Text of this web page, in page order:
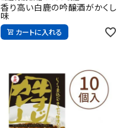
香り高い白鹿の吟醸酒がかくし
味
カートに入れる